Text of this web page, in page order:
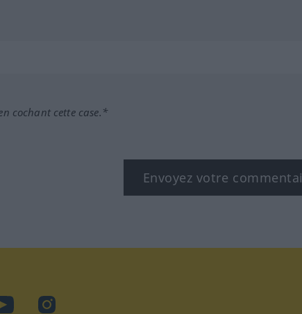
cochant cette case.*
Envoyez votre
YouTubeInstagram